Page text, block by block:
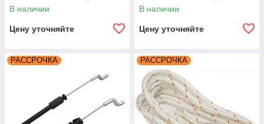
В наличии
Цену уточняйте
В наличии
Цену уточняйте
РАССРОЧКА РАССРОЧКА